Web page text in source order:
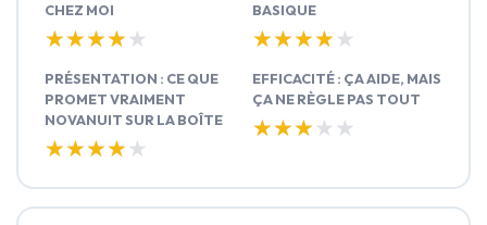
CHEZ MOI
★★★★★
★★★★★
BASIQUE
★★★★★
★★★★★
PRÉSENTATION : CE QUE
PROMET VRAIMENT
NOVANUIT SUR LA BOÎTE
★★★★★
★★★★★
EFFICACITÉ : ÇA AIDE, MAIS
ÇA NE RÈGLE PAS TOUT
★★★★★
★★★★★